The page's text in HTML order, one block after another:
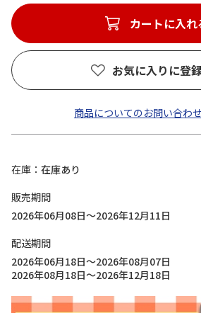
カートに入れ
お気に入りに登
商品についてのお問い合わ
在庫
在庫あり
販売期間
2026年06月08日～2026年12月11日
配送期間
2026年06月18日～2026年08月07日
2026年08月18日～2026年12月18日